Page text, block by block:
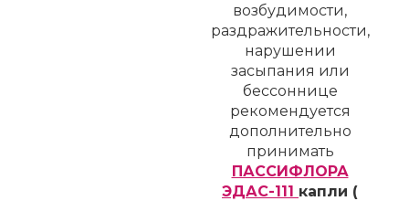
возбудимости,
раздражительности,
нарушении
засыпания или
бессоннице
рекомендуется
дополнительно
принимать
ПАССИФЛОРА
ЭДАС-111 капли (